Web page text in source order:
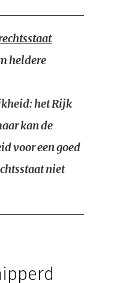
heldere
het Rijk
kan de
voor een goed
niet